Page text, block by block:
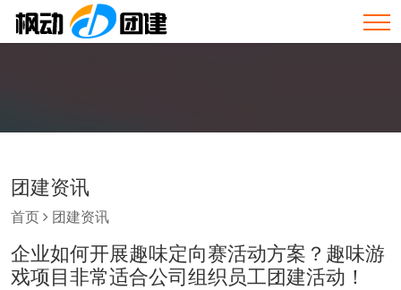
团建资讯
首页 团建资讯
企业如何开展趣味定向赛活动方案？趣味游
戏项目非常适合公司组织员工团建活动！